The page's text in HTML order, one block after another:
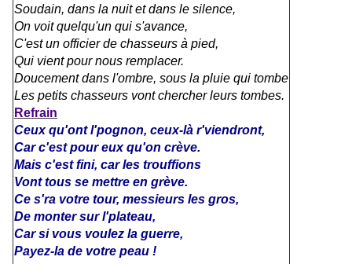
Soudain, dans la nuit et dans le silence,
On voit quelqu'un qui s'avance,
C'est un officier de chasseurs à pied,
Qui vient pour nous remplacer.
Doucement dans l'ombre, sous la pluie qui tombe
Les petits chasseurs vont chercher leurs tombes.
Refrain
Ceux qu'ont l'pognon, ceux-là r'viendront,
Car c'est pour eux qu'on crève.
Mais c'est fini, car les trouffions
Vont tous se mettre en grève.
Ce s'ra votre tour, messieurs les gros,
De monter sur l'plateau,
Car si vous voulez la guerre,
Payez-la de votre peau !